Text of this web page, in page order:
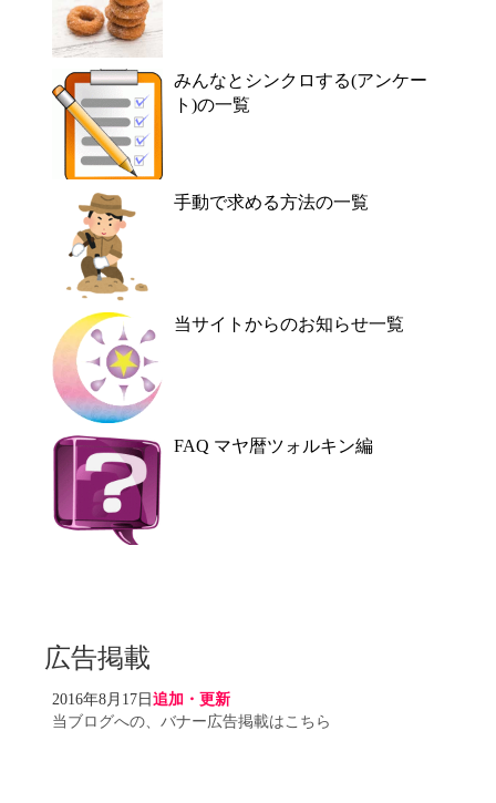
みんなとシンクロする(アンケー
ト)の一覧
手動で求める方法の一覧
当サイトからのお知らせ一覧
FAQ マヤ暦ツォルキン編
広告掲載
2016年8月17日追加・更新
当ブログへの、バナー広告掲載はこちら